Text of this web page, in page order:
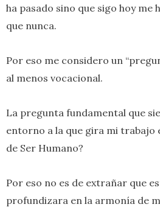
ha pasado sino que sigo hoy me
que nunca.
Por eso me considero un
al menos vocacional.
La pregunta fundamental que
entorno a la que gira mi trabajo
de Ser Humano?
Por eso no es de extrañar que
profundizara en la armonía de